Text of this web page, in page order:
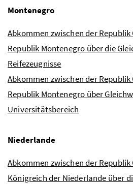
Montenegro
Abkommen zwischen der
Republik Montenegro über die
Reifezeugnisse
Abkommen zwischen der
Republik Montenegro über
Universitätsbereich
Niederlande
Abkommen zwischen der
Königreich der Niederlande über